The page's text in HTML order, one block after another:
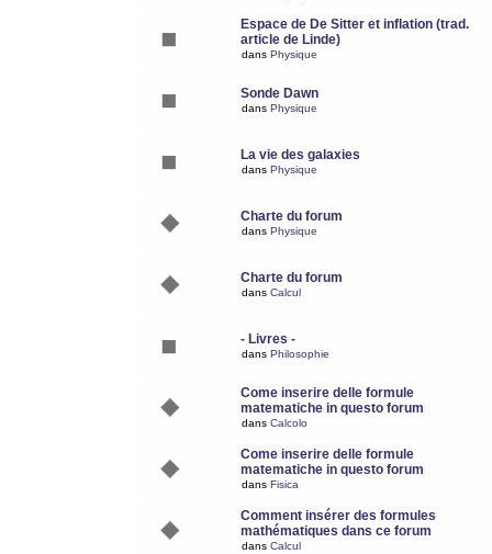
Espace de De Sitter et inflation (trad.
article de Linde)
dans Physique
Sonde Dawn
dans Physique
La vie des galaxies
dans Physique
Charte du forum
dans Physique
Charte du forum
dans Calcul
- Livres -
dans Philosophie
Come inserire delle formule
matematiche in questo forum
dans Calcolo
Come inserire delle formule
matematiche in questo forum
dans Fisica
Comment insérer des formules
mathématiques dans ce forum
dans Calcul